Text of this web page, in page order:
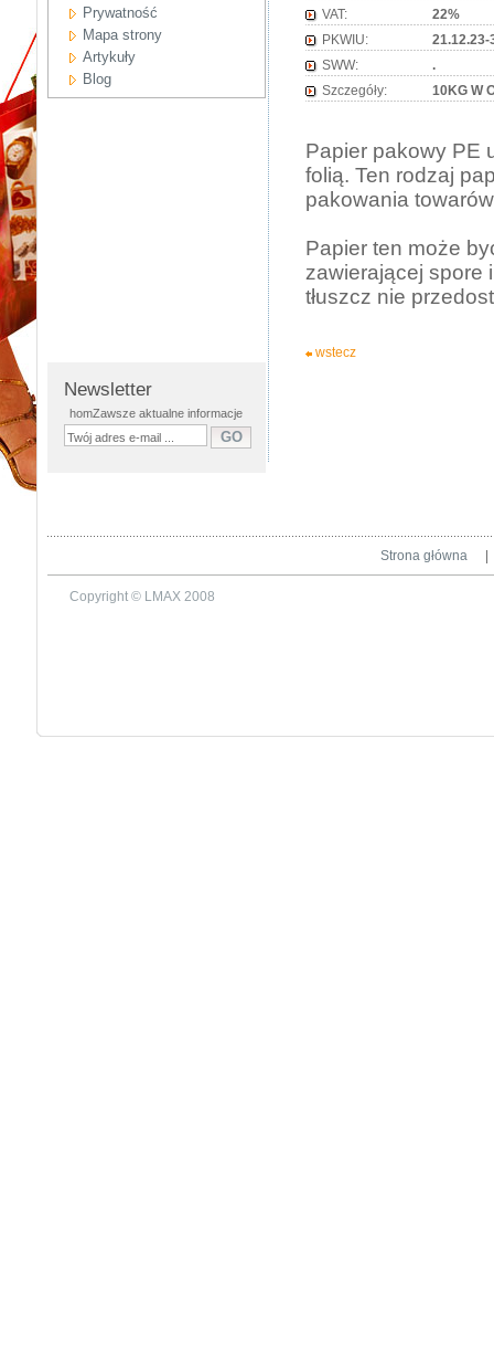
Prywatność
Mapa strony
Artykuły
Blog
Newsletter
homZawsze aktualne informacje
VAT:
22%
PKWIU:
21.12.23-
SWW:
.
Szczegóły:
10KG W
Papier pakowy PE
folią. Ten rodzaj
pakowania
Papier ten może
zawierającej spore
tłuszcz nie
wstecz
Strona główna
Copyright © LMAX 2008